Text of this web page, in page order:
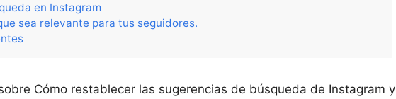
en Instagram
sea relevante para tus seguidores.
Cómo restablecer las sugerencias de búsqueda de Instagram y